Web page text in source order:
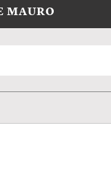
MAURO